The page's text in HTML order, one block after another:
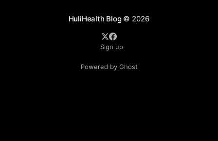
HuliHealth Blog© 2026
Sign up
Powered by Ghost